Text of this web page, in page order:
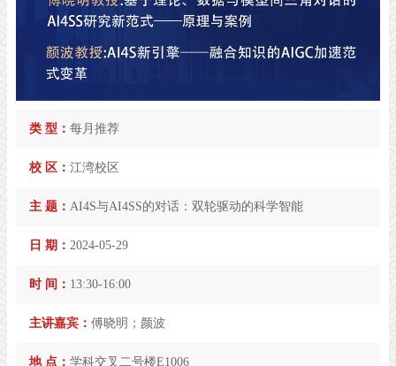
类 型： 每月推荐
校 区： 江湾校区
主 题： AI4S与AI4SS的对话：双轮驱动的科学智能
日 期： 2024-05-29
时 间： 13:30-16:00
主讲嘉宾： 傅晓明；颜波
地 点： 学科交叉二号楼E1006